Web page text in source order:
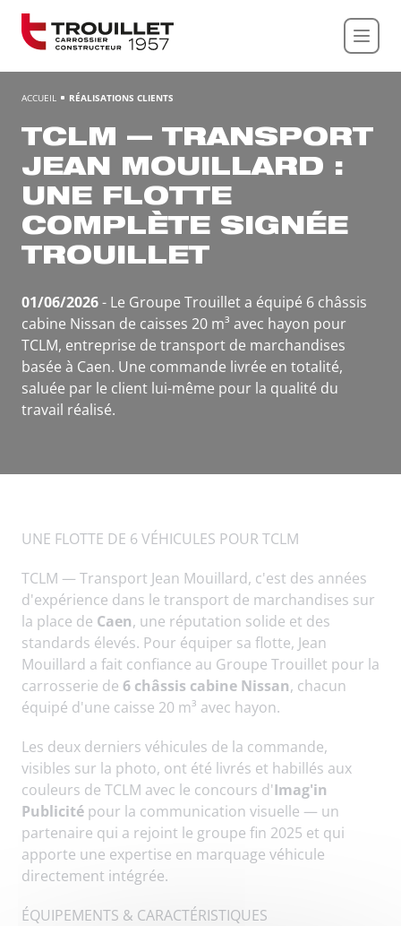
ACCUEIL RÉALISATIONS CLIENTS
TCLM — TRANSPORT
JEAN MOUILLARD :
UNE FLOTTE
COMPLÈTE SIGNÉE
TROUILLET
01/06/2026- Le Groupe Trouillet a équipé 6 châssis
cabine Nissan de caisses 20 m³ avec hayon pour
TCLM, entreprise de transport de marchandises
basée à Caen. Une commande livrée en totalité,
saluée par le client lui-même pour la qualité du
travail réalisé.
UNE FLOTTE DE 6 VÉHICULES POUR TCLM
TCLM — Transport Jean Mouillard, c'est des années
d'expérience dans le transport de marchandises sur
la place de Caen, une réputation solide et des
standards élevés. Pour équiper sa flotte, Jean
Mouillard a fait confiance au Groupe Trouillet pour la
carrosserie de 6 châssis cabine Nissan, chacun
équipé d'une caisse 20 m³ avec hayon.
Les deux derniers véhicules de la commande,
visibles sur la photo, ont été livrés et habillés aux
couleurs de TCLM avec le concours d'Imag'in
Publicitépour la communication visuelle — un
partenaire qui a rejoint le groupe fin 2025 et qui
apporte une expertise en marquage véhicule
directement intégrée.
ÉQUIPEMENTS & CARACTÉRISTIQUES
Panneau de gestion des cookies